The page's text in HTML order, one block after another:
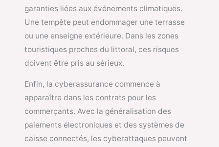
garanties liées aux événements climatiques.
Une tempête peut endommager une terrasse
ou une enseigne extérieure. Dans les zones
touristiques proches du littoral, ces risques
doivent être pris au sérieux.
Enfin, la cyberassurance commence à
apparaître dans les contrats pour les
commerçants. Avec la généralisation des
paiements électroniques et des systèmes de
caisse connectés, les cyberattaques peuvent